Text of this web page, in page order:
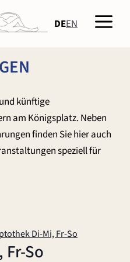
DEEN
künftige
am Königsplatz. Neben
finden Sie hier auch
speziell für
Di-Mi, Fr-So
So